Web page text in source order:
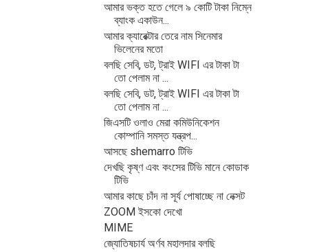
আমার ভক্ত হতে গেলে ৯ কোটি টাকা নিম্নে
ব্যাংক একাউন...
আমার ক্যারেক্টার তেরে নাম সিনেমার
ভিলেনের মতো
বলছি সেবি, ডট, ট্রাই WIFI এর টাকা টা
তো পেলাম না ...
বলছি সেবি, ডট, ট্রাই WIFI এর টাকা টা
তো পেলাম না ...
জিএসটি ওলাও মেরা কমিউনিকেশন
কোম্পানি সমস্ত যন্ত্রপ...
আসছে shemarro টিভি
দেখছি কৃষ্ণ এবং কংসের টিভি মানে কোডাক
টিভি
আমার কাছে চাঁদ না সূর্য পোষাচ্ছে না নেক্সট
ZOOM ইসকো দেখো
MIME
জ্যোতিষচার্য অর্ণব মহালদার বলছি